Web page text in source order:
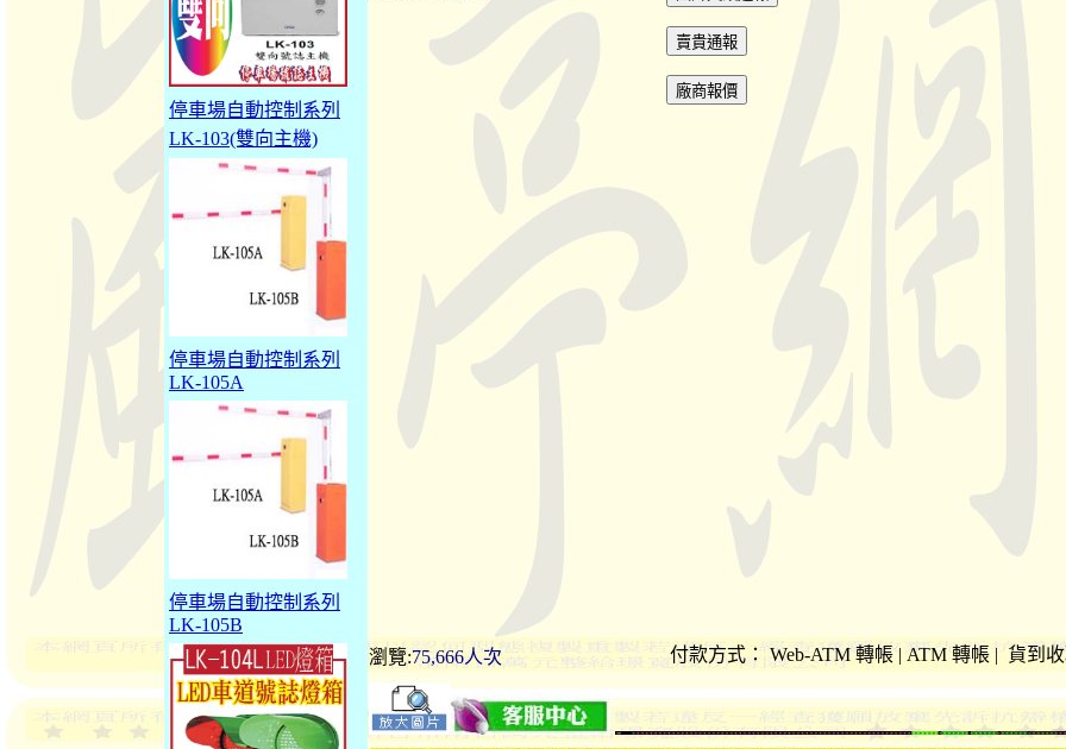
停車場自動控制系列
LK-103(雙向主機)
停車場自動控制系列
LK-105A
停車場自動控制系列
LK-105B
瀏覽:75,666人次 付款方式： Web-ATM 轉帳 | ATM 轉帳 | 貨到